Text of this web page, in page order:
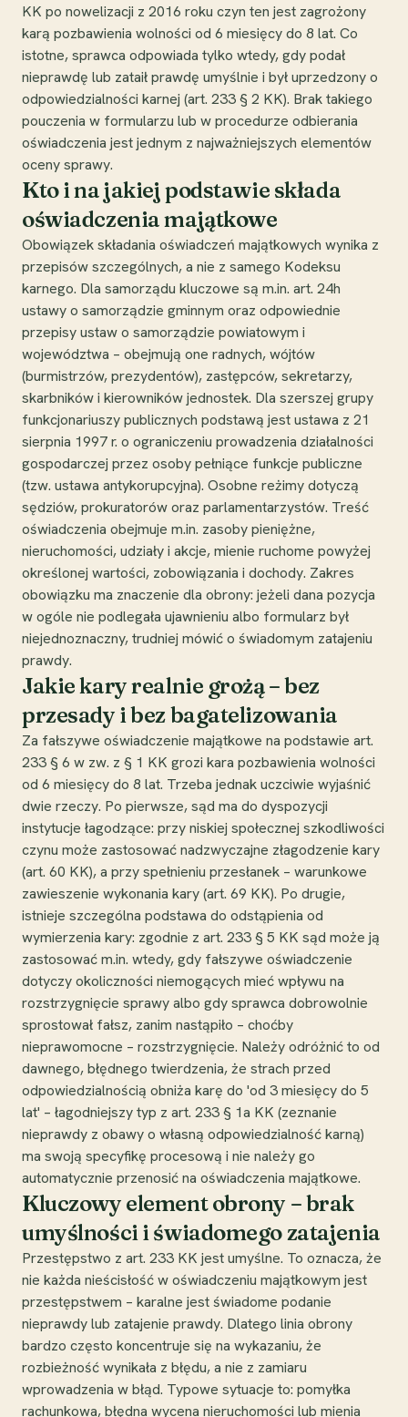
KK po nowelizacji z 2016 roku czyn ten jest zagrożony
karą pozbawienia wolności od 6 miesięcy do 8 lat. Co
istotne, sprawca odpowiada tylko wtedy, gdy podał
nieprawdę lub zataił prawdę umyślnie i był uprzedzony o
odpowiedzialności karnej (art. 233 § 2 KK). Brak takiego
pouczenia w formularzu lub w procedurze odbierania
oświadczenia jest jednym z najważniejszych elementów
oceny sprawy.
Kto i na jakiej podstawie składa
oświadczenia majątkowe
Obowiązek składania oświadczeń majątkowych wynika z
przepisów szczególnych, a nie z samego Kodeksu
karnego. Dla samorządu kluczowe są m.in. art. 24h
ustawy o samorządzie gminnym oraz odpowiednie
przepisy ustaw o samorządzie powiatowym i
województwa – obejmują one radnych, wójtów
(burmistrzów, prezydentów), zastępców, sekretarzy,
skarbników i kierowników jednostek. Dla szerszej grupy
funkcjonariuszy publicznych podstawą jest ustawa z 21
sierpnia 1997 r. o ograniczeniu prowadzenia działalności
gospodarczej przez osoby pełniące funkcje publiczne
(tzw. ustawa antykorupcyjna). Osobne reżimy dotyczą
sędziów, prokuratorów oraz parlamentarzystów. Treść
oświadczenia obejmuje m.in. zasoby pieniężne,
nieruchomości, udziały i akcje, mienie ruchome powyżej
określonej wartości, zobowiązania i dochody. Zakres
obowiązku ma znaczenie dla obrony: jeżeli dana pozycja
w ogóle nie podlegała ujawnieniu albo formularz był
niejednoznaczny, trudniej mówić o świadomym zatajeniu
prawdy.
Jakie kary realnie grożą – bez
przesady i bez bagatelizowania
Za fałszywe oświadczenie majątkowe na podstawie art.
233 § 6 w zw. z § 1 KK grozi kara pozbawienia wolności
od 6 miesięcy do 8 lat. Trzeba jednak uczciwie wyjaśnić
dwie rzeczy. Po pierwsze, sąd ma do dyspozycji
instytucje łagodzące: przy niskiej społecznej szkodliwości
czynu może zastosować nadzwyczajne złagodzenie kary
(art. 60 KK), a przy spełnieniu przesłanek – warunkowe
zawieszenie wykonania kary (art. 69 KK). Po drugie,
istnieje szczególna podstawa do odstąpienia od
wymierzenia kary: zgodnie z art. 233 § 5 KK sąd może ją
zastosować m.in. wtedy, gdy fałszywe oświadczenie
dotyczy okoliczności niemogących mieć wpływu na
rozstrzygnięcie sprawy albo gdy sprawca dobrowolnie
sprostował fałsz, zanim nastąpiło – choćby
nieprawomocne – rozstrzygnięcie. Należy odróżnić to od
dawnego, błędnego twierdzenia, że strach przed
odpowiedzialnością obniża karę do 'od 3 miesięcy do 5
lat' – łagodniejszy typ z art. 233 § 1a KK (zeznanie
nieprawdy z obawy o własną odpowiedzialność karną)
ma swoją specyfikę procesową i nie należy go
automatycznie przenosić na oświadczenia majątkowe.
Kluczowy element obrony – brak
umyślności i świadomego zatajenia
Przestępstwo z art. 233 KK jest umyślne. To oznacza, że
nie każda nieścisłość w oświadczeniu majątkowym jest
przestępstwem – karalne jest świadome podanie
nieprawdy lub zatajenie prawdy. Dlatego linia obrony
bardzo często koncentruje się na wykazaniu, że
rozbieżność wynikała z błędu, a nie z zamiaru
wprowadzenia w błąd. Typowe sytuacje to: pomyłka
rachunkowa, błędna wycena nieruchomości lub mienia